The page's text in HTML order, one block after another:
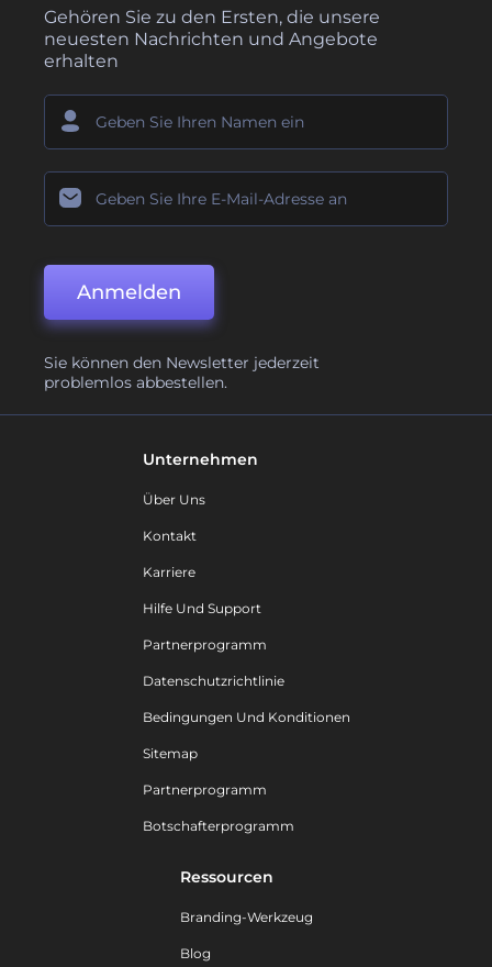
Gehören Sie zu den Ersten, die unsere
neuesten Nachrichten und Angebote
erhalten
Anmelden
Sie können den Newsletter jederzeit
problemlos abbestellen.
Unternehmen
Über Uns
Kontakt
Karriere
Hilfe Und Support
Partnerprogramm
Datenschutzrichtlinie
Bedingungen Und Konditionen
Sitemap
Partnerprogramm
Botschafterprogramm
Ressourcen
Branding-Werkzeug
Blog